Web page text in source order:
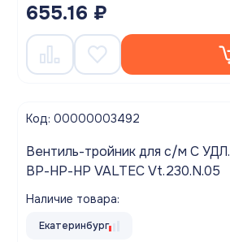
655.16 ₽
Код: 00000003492
Вентиль-тройник для с/м С УДЛ. 3/4"x3/4"x3/4"
ВР-НР-НР VALTEC Vt.230.N.05
Наличие товара:
Екатеринбург